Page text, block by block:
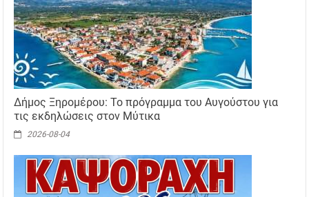
Δήμος Ξηρομέρου: Το πρόγραμμα του Αυγούστου για
τις εκδηλώσεις στον Μύτικα
2026-08-04